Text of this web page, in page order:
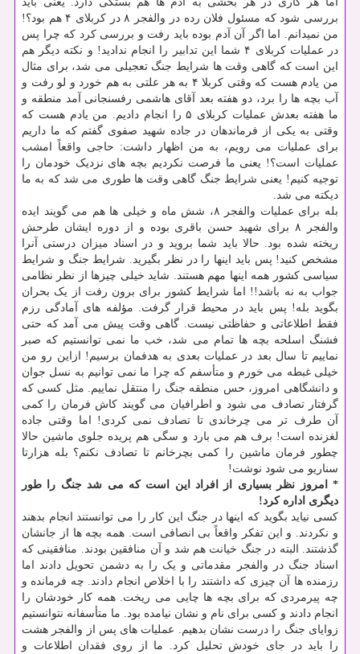
بررسی شود که مسئول فلان رده در والفجر ۸ در کربلای ۴ هم بود؟!
من نمیدانم. اما اگر آن آدم بوده باید رفت و بررسی کرد که چرا پس
در عملیات کربلای ۴ شما این تدابیر را انجام ندادید! و نکته دیگر هم
این است که گاهی وقت ها شرایط جنگ تعجیلی می شد، برای مثال
من یادم هست که وقتی کربلا ۴ به هر علتی به هم خورد و لو رفت و
آب بچه ها را برد، دو هفته بعد آقای هاشمی رفسنجانی آمد منطقه و
ما هفته بعدش عملیات کربلای ۵ را انجام دادیم. من یادم هست که
وقتی به یکی از فرماندهان در جاده شهید صفوی گفتم که ما داریم
برای عملیات می رویم، به من اظهار داشت: حاجی واقعاً امشب
عملیات است؟! یعنی ما فرصت نکردیم بچه های نزدیک خودمان را
توجیه کنیم! یعنی شرایط جنگ گاهی وقت ها طوری می شد که به ما
دیکته می شد.
بله برای عملیات والفجر ۸، شش ماه و خیلی ها هم می گویند ایده
والفجر ۸ برای شهید حسن باقری بوده و از دوره ایشان طرحش
ریخته شده بود. حالا باید شما بروید و در اسناد میزان درستی آنرا
مشخص کنید! پس باید اینها را در نظر بگیرید. شرایط جنگ و شرایط
سیاسی کشور همه اینها مهم هستند. شاید خیلی چیزها از نظر نظامی
جواب به نه باشد!! اما شرایط کشور برای برون رفت از یک بحران
بگوید بله! پس باید در محیط قرار گرفت. مؤلفه های آمادگی رزم
فقط اطلاعاتی و حفاظتی نیست. گاهی وقت پیش می آمد که حتی
فشنگ اسلحه بچه ها تمام می شد، خب ما نمی توانستیم که صبر
نماییم تا سال بعد در عملیات بعدی به هدفمان برسیم! ازاین رو من
خیلی غبطه می خورم و متأسفم که چرا ما نمی توانیم به نسل جوان
و دانشگاهی امروز، حس منطقه جنگ را منتقل نماییم. مثل کسی که
گرفتار تصادف می شود و اطرافیان می گویند کاش فرمان را کمی
آن طرف تر می چرخاندی تا تصادف نمی کردی! اما وقتی جاده
لغزنده است! برف هم می بارد و سگی هم پریده جلوی ماشین حالا
چطور فرمان ماشین را کمی بچرخانم تا تصادف نکنم؟ بله هزارتا
سناریو می شود نوشت!
* امروز نظر بسیاری از افراد این است که می شد جنگ را طور
دیگری اداره کرد!
کسی نیاید بگوید که اینها در جنگ این کار را می توانستند انجام بدهند
و نکردند. و این تفکر واقعاً بی انصافی است. همه بچه ها از جانشان
گذشتند. البته در جنگ خیانت هم شد و آن منافقین بودند. منافقینی که
اسناد جنگ در والفجر مقدماتی و یک را به دشمن تحویل دادند اما
رزمنده ها آن چیزی که داشتند را با اخلاص انجام دادند. چه فرمانده و
چه پیرمردی که برای بچه ها چایی می ریخت. همه کار خودشان را
انجام دادند و کسی برای نام و نشان نیامده بود. ما متأسفانه نتوانستیم
زوایای جنگ را درست نشان بدهیم. عملیات های پس از والفجر هشت
را باید در جای خودش تحلیل کرد. ما از روی فقدان اطلاعات و